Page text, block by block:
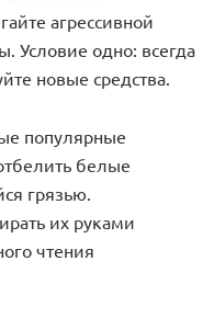
агрессивной
Условие одно: всегда
новые средства.
популярные
белые
грязью.
их руками
чтения